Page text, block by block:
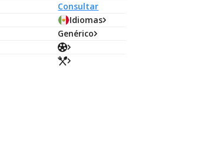
Consultar
Idiomas
Genérico